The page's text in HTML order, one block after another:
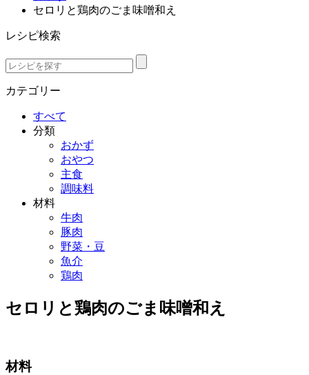
セロリと鶏肉のごま味噌和え
レシピ検索
カテゴリー
すべて
分類
おかず
おやつ
主食
調味料
材料
牛肉
豚肉
野菜・豆
魚介
鶏肉
セロリと鶏肉のごま味噌和え
材料